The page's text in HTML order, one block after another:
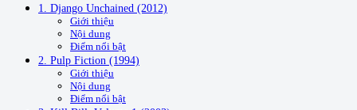
1. Django Unchained (2012)
Giới thiệu
Nội dung
Điểm nổi bật
2. Pulp Fiction (1994)
Giới thiệu
Nội dung
Điểm nổi bật